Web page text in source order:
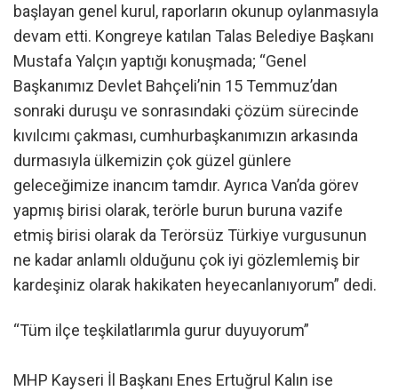
başlayan genel kurul, raporların okunup oylanmasıyla
devam etti. Kongreye katılan Talas Belediye Başkanı
Mustafa Yalçın yaptığı konuşmada; “Genel
Başkanımız Devlet Bahçeli’nin 15 Temmuz’dan
sonraki duruşu ve sonrasındaki çözüm sürecinde
kıvılcımı çakması, cumhurbaşkanımızın arkasında
durmasıyla ülkemizin çok güzel günlere
geleceğimize inancım tamdır. Ayrıca Van’da görev
yapmış birisi olarak, terörle burun buruna vazife
etmiş birisi olarak da Terörsüz Türkiye vurgusunun
ne kadar anlamlı olduğunu çok iyi gözlemlemiş bir
kardeşiniz olarak hakikaten heyecanlanıyorum” dedi.
“Tüm ilçe teşkilatlarımla gurur duyuyorum”
MHP Kayseri İl Başkanı Enes Ertuğrul Kalın ise